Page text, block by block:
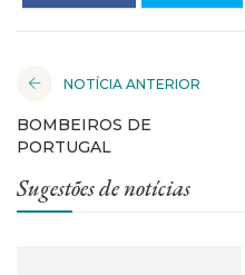
NOTÍCIA ANTERIOR
BOMBEIROS DE
PORTUGAL
Sugestões de notícias